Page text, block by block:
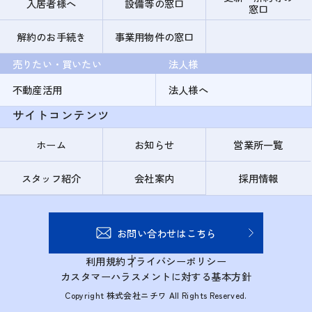
入居者様へ 設備等の窓口
窓口
解約のお手続き
事業用物件の窓口
売りたい・買いたい
不動産活用
法人様
法人様へ
サイトコンテンツ
ホーム お知らせ 営業所一覧
スタッフ紹介 会社案内 採用情報
お問い合わせはこちら
利用規約プライバシーポリシー
カスタマーハラスメントに対する基本方針
Copyright 株式会社ニチワ All Rights Reserved.